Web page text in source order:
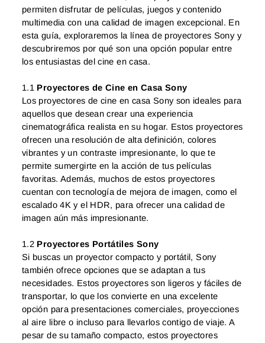
permiten disfrutar de películas, juegos y contenido
multimedia con una calidad de imagen excepcional. En
esta guía, exploraremos la línea de proyectores Sony y
descubriremos por qué son una opción popular entre
los entusiastas del cine en casa.
1.1 Proyectores de Cine en Casa Sony
Los proyectores de cine en casa Sony son ideales para
aquellos que desean crear una experiencia
cinematográfica realista en su hogar. Estos proyectores
ofrecen una resolución de alta definición, colores
vibrantes y un contraste impresionante, lo que te
permite sumergirte en la acción de tus películas
favoritas. Además, muchos de estos proyectores
cuentan con tecnología de mejora de imagen, como el
escalado 4K y el HDR, para ofrecer una calidad de
imagen aún más impresionante.
1.2 Proyectores Portátiles Sony
Si buscas un proyector compacto y portátil, Sony
también ofrece opciones que se adaptan a tus
necesidades. Estos proyectores son ligeros y fáciles de
transportar, lo que los convierte en una excelente
opción para presentaciones comerciales, proyecciones
al aire libre o incluso para llevarlos contigo de viaje. A
pesar de su tamaño compacto, estos proyectores